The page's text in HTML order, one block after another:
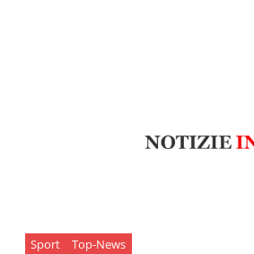
Sport Top-News